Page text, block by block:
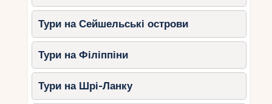
Тури на Сейшельські острови
Тури на Філіппіни
Тури на Шрі-Ланку